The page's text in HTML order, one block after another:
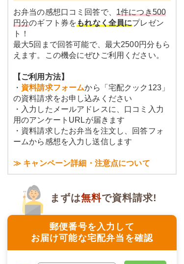
お弁当の感想口コミ回答で、 1件につき500
円分のギフト券をもれなく全員にプレゼン
ト！
最大5回まで回答可能で、最大2500円分もら
えます。この機会にぜひご利用ください。
【ご利用方法】
・ 資料請求フォームから「宅配クック123」
の資料請求をお申し込みください
・入力したメールアドレスに、口コミ入力
用のアンケートURLが届きます
・資料請求したお弁当を注文し、回答フォ
ームから感想を入力し送信します
≫ キャンペーン詳細・注意点について
郵便番号を入力して
お届け可能な宅配弁当を確認
まずは無料で資料請求!